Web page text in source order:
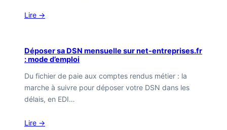
Lire →
Déposer sa DSN mensuelle sur net-entreprises.fr
: mode d’emploi
Du fichier de paie aux comptes rendus métier : la
marche à suivre pour déposer votre DSN dans les
délais, en EDI…
Lire →